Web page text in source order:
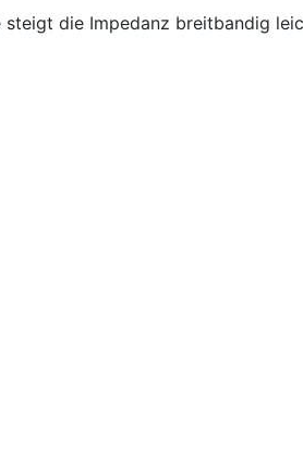
die Impedanz breitbandig